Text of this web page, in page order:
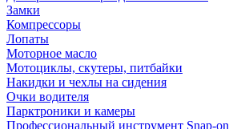
Замки
Компрессоры
Лопаты
Моторное масло
Мотоциклы, скутеры, питбайки
Накидки и чехлы на сидения
Очки водителя
Парктроники и камеры
Профессиональный инструмент Snap-on